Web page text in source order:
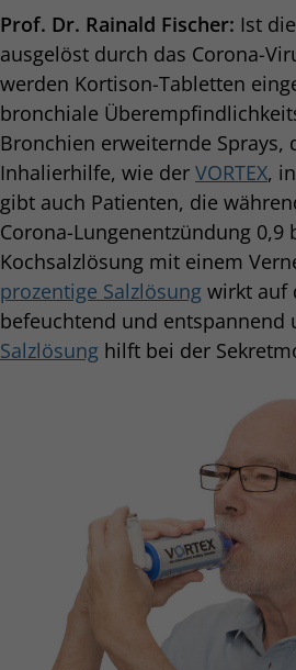
Prof. Dr. Rainald Fischer: Ist
ausgelöst durch das Corona-
werden Kortison-Tabletten
bronchiale
Bronchien erweiternde
Inhalierhilfe, wie der VORTEX,
gibt auch Patienten, die
Corona-Lungenentzündung 0,9
Kochsalzlösung mit einem
prozentige Salzlösung wirkt auf
befeuchtend und entspannend
Salzlösung hilft bei der